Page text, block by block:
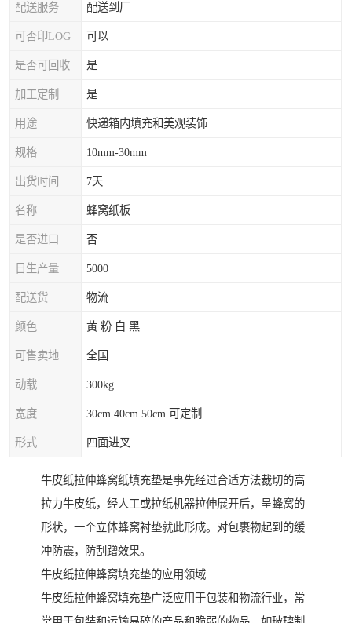
配送服务 配送到厂
可否印LOG 可以
是否可回收 是
加工定制 是
用途 快递箱内填充和美观装饰
规格 10mm-30mm
出货时间 7天
名称 蜂窝纸板
是否进口 否
日生产量 5000
配送货 物流
颜色 黄 粉 白 黑
可售卖地 全国
动载 300kg
宽度 30cm 40cm 50cm 可定制
形式 四面进叉
牛皮纸拉伸蜂窝纸填充垫是事先经过合适方法裁切的高
拉力牛皮纸，经人工或拉纸机器拉伸展开后，呈蜂窝的
形状，一个立体蜂窝衬垫就此形成。对包裹物起到的缓
冲防震，防刮蹭效果。
牛皮纸拉伸蜂窝填充垫的应用领域
牛皮纸拉伸蜂窝填充垫广泛应用于包装和物流行业，常